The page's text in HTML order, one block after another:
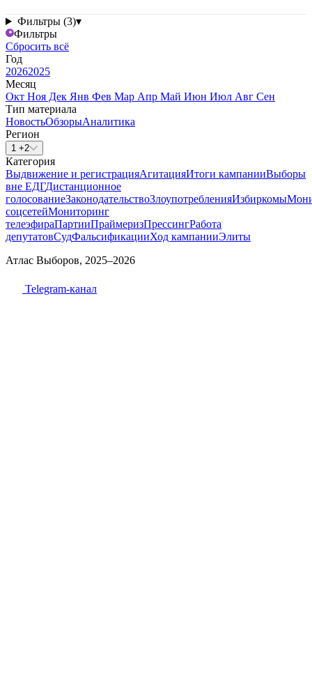
Фильтры (3)▾
Фильтры
Сбросить всё
Год
20262025
Месяц
Окт Ноя Дек Янв Фев Мар Апр Май Июн Июл Авг Сен
Тип материала
НовостьОбзорыАналитика
Регион
1 +2
Категория
Выдвижение и регистрацияАгитацияИтоги кампанииВыборы
вне ЕДГДистанционное
голосованиеЗаконодательствоЗлоупотребленияИзбиркомы
соцсетейМониторинг
телеэфираПартииПраймеризПрессингРабота
депутатовСудФальсификацииХод кампанииЭлиты
Атлас Выборов, 2025–2026
Telegram-канал